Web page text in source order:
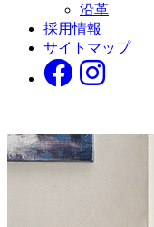
沿革
採用情報
サイトマップ